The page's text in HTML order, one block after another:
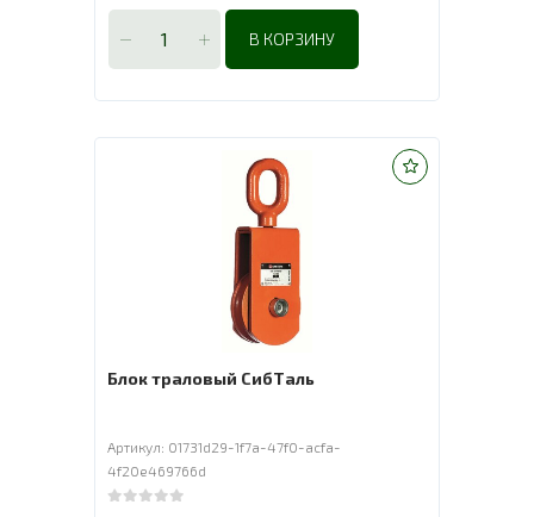
В КОРЗИНУ
Блок траловый СибТаль
Артикул: 01731d29-1f7a-47f0-acfa-
4f20e469766d